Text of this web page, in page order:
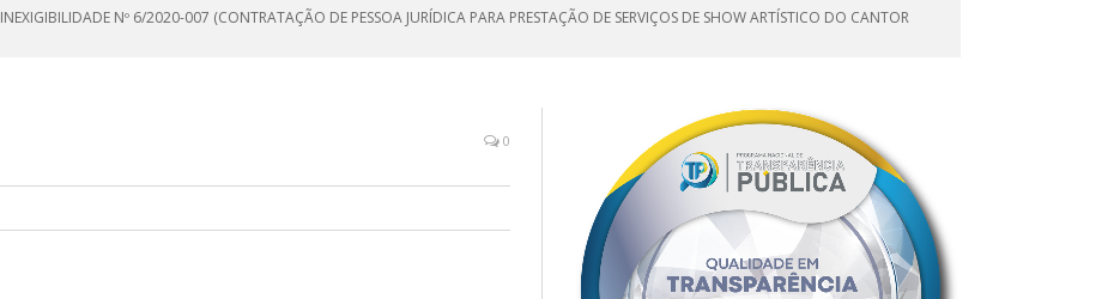
INEXIGIBILIDADE Nº 6/2020-007 (CONTRATAÇÃO DE PESSOA JURÍDICA PARA PRESTAÇÃO DE SERVIÇOS DE SHOW ARTÍSTICO DO CANTOR
0